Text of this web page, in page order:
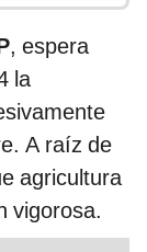
, espera
la
A raíz de
agricultura
vigorosa.